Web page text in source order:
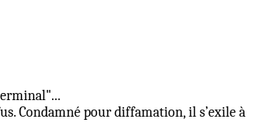
Condamné pour diffamation, il s’exile à